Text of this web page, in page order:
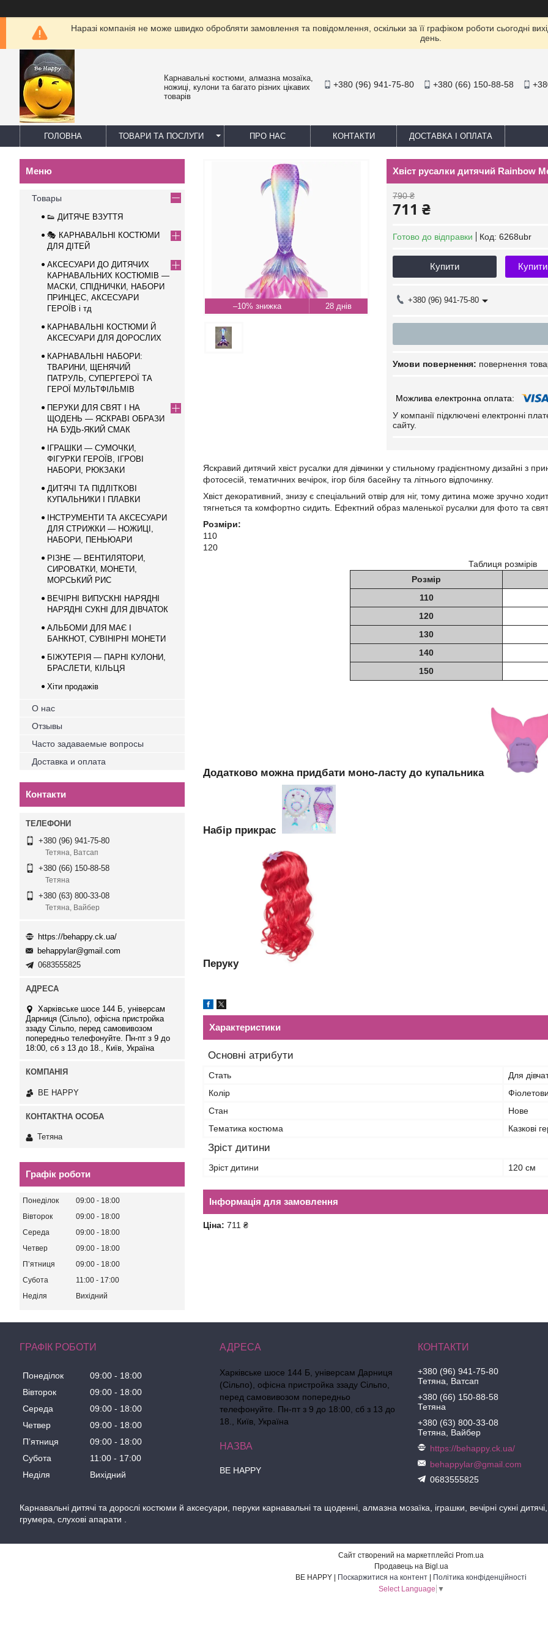
Наразі компанія не може швидко обробляти замовлення та повідомлення, оскільки за її графіком роботи сьогодні
день.
Карнавальні костюми, алмазна мозаїка,
ножиці, кулони та багато різних цікавих
товарів
+380 (96) 941-75-80 +380 (66) 150-88-58
ГОЛОВНА ТОВАРИ ТА ПОСЛУГИ ПРО НАС КОНТАКТИ ДОСТАВКА І ОПЛАТА
–10% 28 днів
Хвіст русалки дитячий Rainbow
790 ₴
711 ₴
Готово до відправки Код: 6268ubr
Купити
+380 (96) 941-75-80
повернення
У компанії підключені електронні
сайту.
Яскравий дитячий хвіст русалки для дівчинки у стильному градієнтному дизайні з
фотосесій, тематичних вечірок, ігор біля басейну та літнього відпочинку.
Хвіст декоративний, знизу є спеціальний отвір для ніг, тому дитина може зручно
тягнеться та комфортно сидить. Ефектний образ маленької русалки для фото та
Розміри:
110
120
Таблиця розмірів
Розмір
110
120
130
140
150
Додатково можна придбати моно-ласту до купальника
Набір прикрас
Перуку
Характеристики
Основні атрибути
Стать
Для
Колір
Стан
Нове
Тематика костюма
Казкові
Зріст дитини
Зріст дитини 120 см
Інформація для замовлення
Ціна: 711 ₴
Товары
👟 ДИТЯЧЕ ВЗУТТЯ
🎭 КАРНАВАЛЬНІ КОСТЮМИ
ДЛЯ ДІТЕЙ
АКСЕСУАРИ ДО ДИТЯЧИХ
КАРНАВАЛЬНИХ КОСТЮМІВ —
МАСКИ, СПІДНИЧКИ, НАБОРИ
ПРИНЦЕС, АКСЕСУАРИ
ГЕРОЇВ і тд
КАРНАВАЛЬНІ КОСТЮМИ Й
АКСЕСУАРИ ДЛЯ ДОРОСЛИХ
КАРНАВАЛЬНІ НАБОРИ:
ТВАРИНИ, ЩЕНЯЧИЙ
ПАТРУЛЬ, СУПЕРГЕРОЇ ТА
ГЕРОЇ МУЛЬТФІЛЬМІВ
ПЕРУКИ ДЛЯ СВЯТ І НА
ЩОДЕНЬ — ЯСКРАВІ ОБРАЗИ
НА БУДЬ-ЯКИЙ СМАК
ІГРАШКИ — СУМОЧКИ,
ФІГУРКИ ГЕРОЇВ, ІГРОВІ
НАБОРИ, РЮКЗАКИ
ДИТЯЧІ ТА ПІДЛІТКОВІ
КУПАЛЬНИКИ І ПЛАВКИ
ІНСТРУМЕНТИ ТА АКСЕСУАРИ
ДЛЯ СТРИЖКИ — НОЖИЦІ,
НАБОРИ, ПЕНЬЮАРИ
РІЗНЕ — ВЕНТИЛЯТОРИ,
СИРОВАТКИ, МОНЕТИ,
МОРСЬКИЙ РИС
ВЕЧІРНІ ВИПУСКНІ НАРЯДНІ
НАРЯДНІ СУКНІ ДЛЯ ДІВЧАТОК
АЛЬБОМИ ДЛЯ МАЄ І
БАНКНОТ, СУВІНІРНІ МОНEТИ
БІЖУТЕРІЯ — ПАРНІ КУЛОНИ,
БРАСЛЕТИ, КІЛЬЦЯ
Хіти продажів
О нас
Отзывы
Часто задаваемые вопросы
Доставка и оплата
Контакти
+380 (96) 941-75-80
Тетяна, Ватсап
+380 (66) 150-88-58
Тетяна
+380 (63) 800-33-08
Тетяна, Вайбер
https://behappy.ck.ua/
behappylar@gmail.com
0683555825
Харківське шосе 144 Б, універсам
Дарниця (Сільпо), офісна пристройка
ззаду Сільпо, перед самовивозом
попередньо телефонуйте. Пн-пт з 9 до
18:00, сб з 13 до 18., Київ, Україна
BE HAPPY
Тетяна
Графік роботи
Понеділок 09:00
18:00
Вівторок
09:00
18:00
Середа
09:00
18:00
Четвер
09:00
18:00
Пʼятниця
09:00
18:00
Субота
11:00
17:00
Неділя
Вихідний
ГРАФІК РОБОТИ
Понеділок 09:00
18:00
Вівторок
09:00
18:00
Середа
09:00
18:00
Четвер
09:00
18:00
Пʼятниця
09:00
18:00
Субота
11:00
17:00
Неділя
Вихідний
Харківське шосе 144 Б, універсам Дарниця
(Сільпо), офісна пристройка ззаду Сільпо,
перед самовивозом попередньо
телефонуйте. Пн-пт з 9 до 18:00, сб з 13 до
18., Київ, Україна
BE HAPPY
+380 (96) 941-75-80
Тетяна, Ватсап
+380 (66) 150-88-58
Тетяна
+380 (63) 800-33-08
Тетяна, Вайбер
https://behappy.ck.ua/
behappylar@gmail.com
0683555825
Карнавальні дитячі та дорослі костюми й аксесуари, перуки карнавальні та щоденні, алмазна мозаїка, іграшки, вечірні сукні
грумера, слухові апарати .
Сайт створений на маркетплейсі Prom.ua
Продавець на Bigl.ua
Поскаржитися на контент
Політика конфіденційності
Select Language ▼